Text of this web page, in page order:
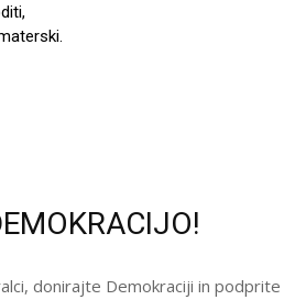
donirajte Demokraciji in podprite